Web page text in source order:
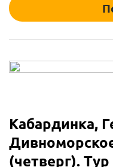
Кабардинка,
(четверг).